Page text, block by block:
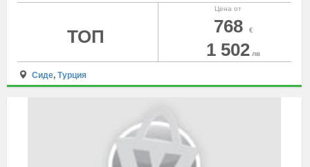
Цена от
768 €
1 502 лв
ТОП
Сиде,Турция